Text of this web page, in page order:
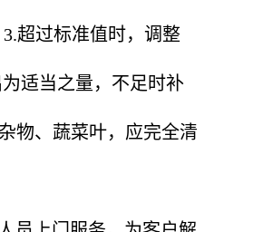
超过标准值时，调整
适当之量，不足时补
物、蔬菜叶，应完全清